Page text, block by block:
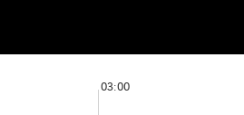
03:00